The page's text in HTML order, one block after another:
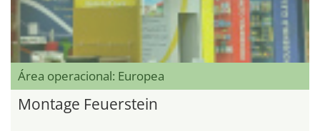
Área operacional: Europea
Montage Feuerstein